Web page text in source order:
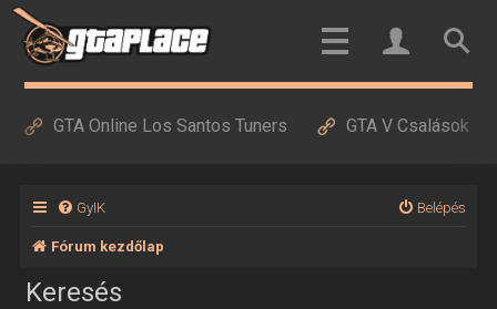
GTA Online Los Santos Tuners GTA V Csalások
GyIK Belépés
Fórum kezdőlap
Keresés